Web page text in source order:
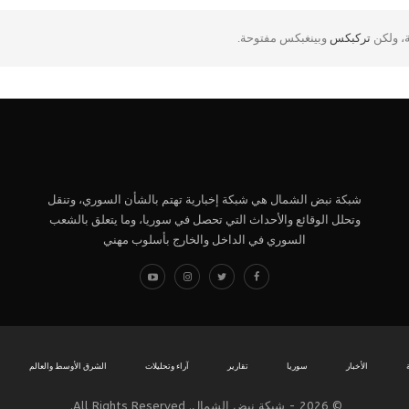
ولكن تركبكس وبينغبكس مفتوحة.
شبكة نبض الشمال هي شبكة إخبارية تهتم بالشأن السوري، وتنقل
وتحلل الوقائع والأحداث التي تحصل في سوريا، وما يتعلق بالشعب
السوري في الداخل والخارج بأسلوب مهني
الأخبار سوريا تقارير آراء وتحليلات الشرق الأوسط والعالم
© 2026 - شبكة نبض الشمال. All Rights Reserved.